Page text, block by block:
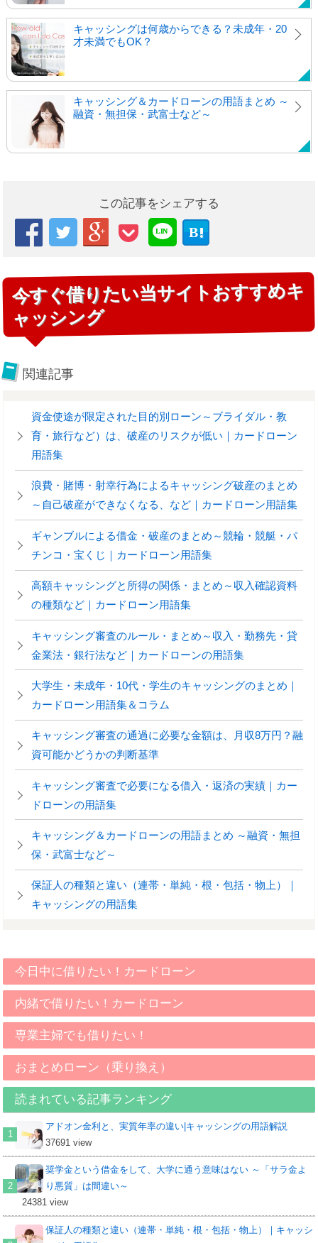
キャッシングは何歳からできる？未成年・20
才未満でもOK？
キャッシング＆カードローンの用語まとめ ～
融資・無担保・武富士など～
この記事をシェアする
   
LIN
E
B
今すぐ借りたい当サイトおすすめキ
ャッシング
関連記事
資金使途が限定された目的別ローン～ブライダル・教
育・旅行など）は、破産のリスクが低い｜カードローン
用語集
浪費・賭博・射幸行為によるキャッシング破産のまとめ
～自己破産ができなくなる、など｜カードローン用語集
ギャンブルによる借金・破産のまとめ～競輪・競艇・パ
チンコ・宝くじ｜カードローン用語集
高額キャッシングと所得の関係・まとめ～収入確認資料
の種類など｜カードローン用語集
キャッシング審査のルール・まとめ～収入・勤務先・貸
金業法・銀行法など｜カードローンの用語集
大学生・未成年・10代・学生のキャッシングのまとめ｜
カードローン用語集＆コラム
キャッシング審査の通過に必要な金額は、月収8万円？融
資可能かどうかの判断基準
キャッシング審査で必要になる借入・返済の実績｜カー
ドローンの用語集
キャッシング＆カードローンの用語まとめ ～融資・無担
保・武富士など～
保証人の種類と違い（連帯・単純・根・包括・物上）｜
キャッシングの用語集
今日中に借りたい！カードローン
内緒で借りたい！カードローン
専業主婦でも借りたい！
おまとめローン（乗り換え）
読まれている記事ランキング
アドオン金利と、実質年率の違い|キャッシングの用語解説
37691 view
奨学金という借金をして、大学に通う意味はない ～「サラ金よ
り悪質」は間違い～
24381 view
保証人の種類と違い（連帯・単純・根・包括・物上）｜キャッシ